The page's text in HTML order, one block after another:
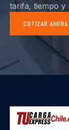
tarifa, tiempo y
COTIZAR AHORA